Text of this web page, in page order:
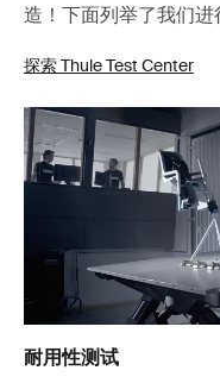
造！下面列举了我们进
探索 Thule Test Center
耐用性测试